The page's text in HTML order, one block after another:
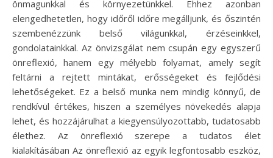
önmagunkkal és környezetünkkel. Ehhez azonban
elengedhetetlen, hogy időről időre megálljunk, és őszintén
szembenézzünk belső világunkkal, érzéseinkkel,
gondolatainkkal. Az önvizsgálat nem csupán egy egyszerű
önreflexió, hanem egy mélyebb folyamat, amely segít
feltárni a rejtett mintákat, erősségeket és fejlődési
lehetőségeket. Ez a belső munka nem mindig könnyű, de
rendkívül értékes, hiszen a személyes növekedés alapja
lehet, és hozzájárulhat a kiegyensúlyozottabb, tudatosabb
élethez. Az önreflexió szerepe a tudatos élet
kialakításában Az önreflexió az egyik legfontosabb eszköz,